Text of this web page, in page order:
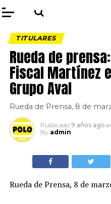
TITULARES
Rueda de
Fiscal Martínez
Grupo Aval
Rueda de Prensa, 8 de
Publicado 9 años ago
By admin
Rueda de Prensa, 8 de